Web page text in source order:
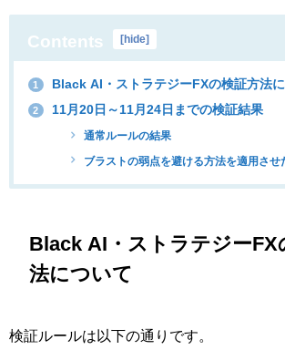
Contents [hide]
1 Black AI・ストラテジーFXの検証方法
2 11月20日～11月24日までの検証結果
通常ルールの結果
ブラストの弱点を避ける方法を適用させ
Black AI・ストラテジーFX
法について
検証ルールは以下の通りです。